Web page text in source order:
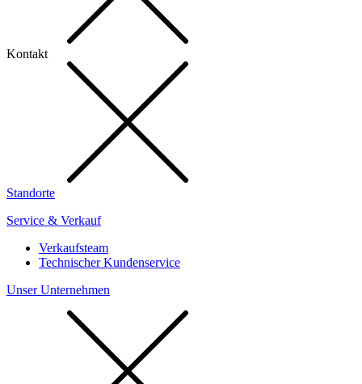
Kontakt
Standorte
Service & Verkauf
Verkaufsteam
Technischer Kundenservice
Unser Unternehmen